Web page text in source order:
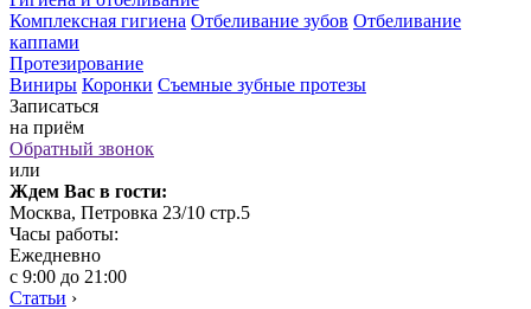
Комплексная гигиена Отбеливание зубов Отбеливание
каппами
Протезирование
Виниры Коронки Съемные зубные протезы
Записаться
на приём
Обратный звонок
или
Ждем Вас в гости:
Москва, Петровка 23/10 стр.5
Часы работы:
Ежедневно
с 9:00 до 21:00
Статьи ›